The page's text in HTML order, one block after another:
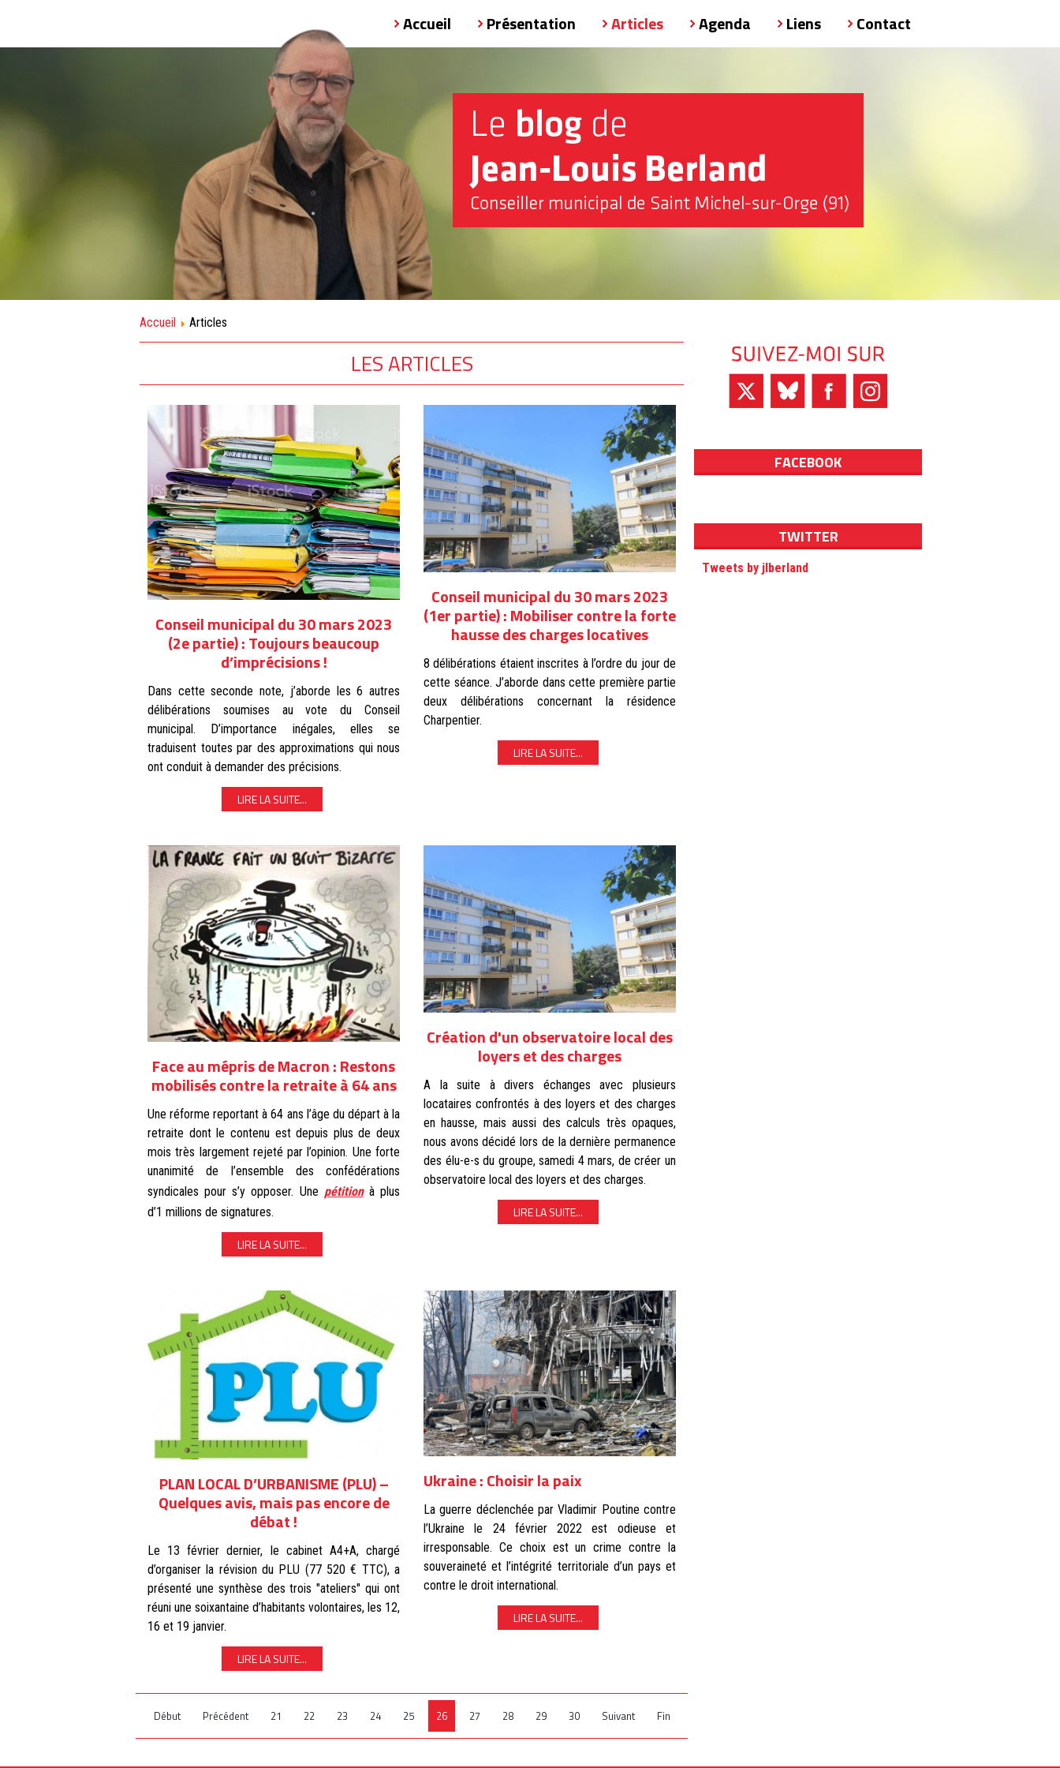
Accueil Présentation Articles Agenda Liens Contact
Accueil Articles
LES ARTICLES
Conseil municipal du 30 mars 2023
(2e partie) : Toujours beaucoup
d’imprécisions !
Dans cette seconde note, j’aborde les 6 autres
délibérations soumises au vote du Conseil
municipal. D’importance inégales, elles se
traduisent toutes par des approximations qui nous
ont conduit à demander des précisions.
LIRE LA SUITE...
Conseil municipal du 30 mars 2023
(1er partie) : Mobiliser contre la forte
hausse des charges locatives
8 délibérations étaient inscrites à l’ordre du jour de
cette séance. J’aborde dans cette première partie
deux délibérations concernant la résidence
Charpentier.
LIRE LA SUITE...
Face au mépris de Macron : Restons
mobilisés contre la retraite à 64 ans
Une réforme reportant à 64 ans l’âge du départ à la
retraite dont le contenu est depuis plus de deux
mois très largement rejeté par l’opinion. Une forte
unanimité de l’ensemble des confédérations
syndicales pour s’y opposer. Une pétitionà plus
d’1 millions de signatures.
LIRE LA SUITE...
Création d'un observatoire local des
loyers et des charges
A la suite à divers échanges avec plusieurs
locataires confrontés à des loyers et des charges
en hausse, mais aussi des calculs très opaques,
nous avons décidé lors de la dernière permanence
des élu-e-s du groupe, samedi 4 mars, de créer un
observatoire local des loyers et des charges.
LIRE LA SUITE...
PLAN LOCAL D’URBANISME (PLU) –
Quelques avis, mais pas encore de
débat !
Le 13 février dernier, le cabinet A4+A, chargé
d’organiser la révision du PLU (77 520 € TTC), a
présenté une synthèse des trois "ateliers" qui ont
réuni une soixantaine d’habitants volontaires, les 12,
16 et 19 janvier.
LIRE LA SUITE...
Ukraine : Choisir la paix
La guerre déclenchée par Vladimir Poutine contre
l’Ukraine le 24 février 2022 est odieuse et
irresponsable. Ce choix est un crime contre la
souveraineté et l’intégrité territoriale d’un pays et
contre le droit international.
LIRE LA SUITE...
Début Précédent 21 22 23 24 25 26 27 28 29 30 Suivant Fin
FACEBOOK
TWITTER
Tweets by jlberland